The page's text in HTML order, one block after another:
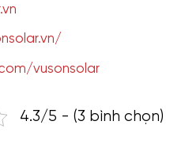
vusonsolar
4.3/5 - (3 bình chọn)